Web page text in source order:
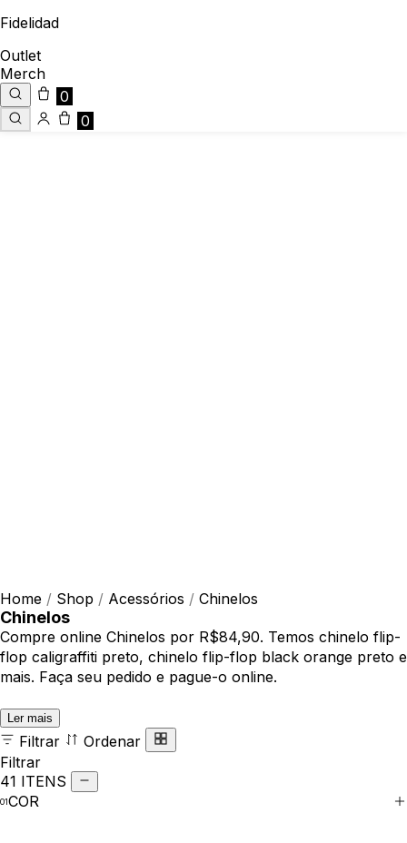
Fidelidad
Outlet
Merch
0
0
Home / Shop / Acessórios / Chinelos
Chinelos
Compre online Chinelos por R$84,90. Temos chinelo flip-
flop caligraffiti preto, chinelo flip-flop black orange preto e
mais. Faça seu pedido e pague-o online.
Ler mais
Filtrar
Ordenar
Filtrar
41 ITENS
COR